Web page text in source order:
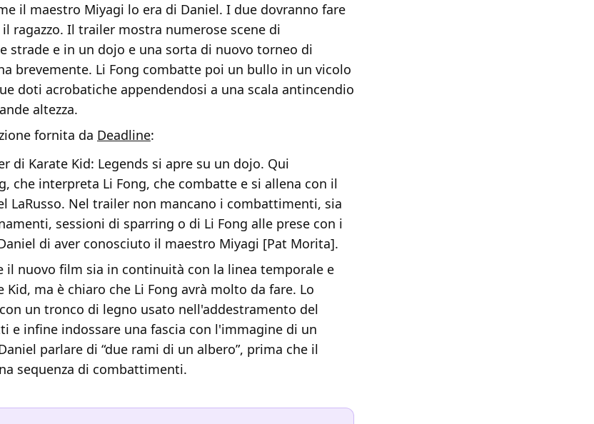
il maestro Miyagi lo era di Daniel. I due dovranno fare
ragazzo. Il trailer mostra numerose scene di
strade e in un dojo e una sorta di nuovo torneo di
brevemente. Li Fong combatte poi un bullo in un vicolo
doti acrobatiche appendendosi a una scala antincendio
altezza.
fornita da Deadline:
di Karate Kid: Legends si apre su un dojo. Qui
che interpreta Li Fong, che combatte e si allena con il
LaRusso. Nel trailer non mancano i combattimenti, sia
sessioni di sparring o di Li Fong alle prese con i
di aver conosciuto il maestro Miyagi [Pat Morita].
il nuovo film sia in continuità con la linea temporale e
Kid, ma è chiaro che Li Fong avrà molto da fare. Lo
un tronco di legno usato nell'addestramento del
e infine indossare una fascia con l'immagine di un
parlare di “due rami di un albero”, prima che il
sequenza di combattimenti.